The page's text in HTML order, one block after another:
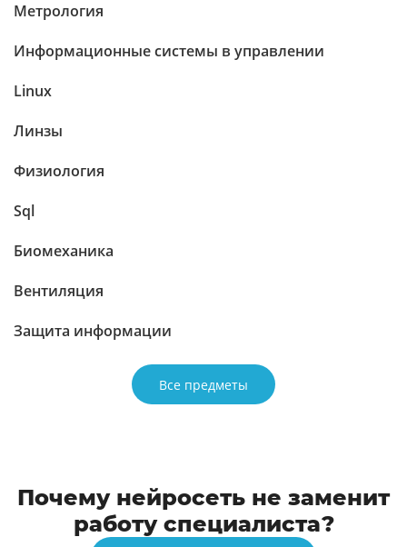
Метрология
Информационные системы в управлении
Linux
Линзы
Физиология
Sql
Биомеханика
Вентиляция
Защита информации
Все предметы
Почему нейросеть не заменит
работу специалиста?